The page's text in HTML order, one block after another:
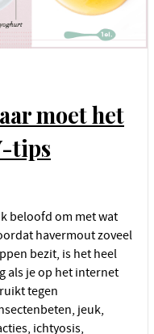
moet het
tips
beloofd om met wat
havermout zoveel
bezit, is het heel
als je op het internet
tegen
jeuk,
ichtyosis,